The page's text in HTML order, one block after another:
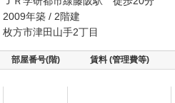
2009年築 / 2階建
枚方市津田山手2丁目
部屋番号(階) 賃料 (管理費等)